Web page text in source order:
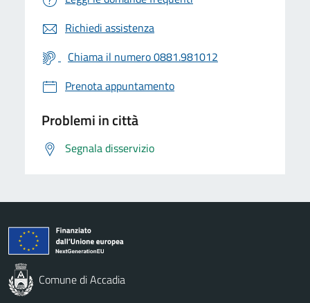
Richiedi assistenza
Chiama il numero 0881.981012
Prenota appuntamento
Problemi in città
Segnala disservizio
Comune di Accadia